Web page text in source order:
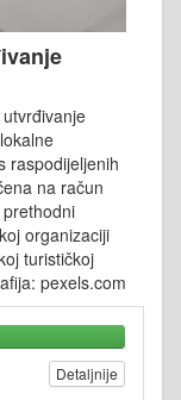
raspodijeljenih
na račun
organizaciji
turističkoj
pexels.com
Detaljnije